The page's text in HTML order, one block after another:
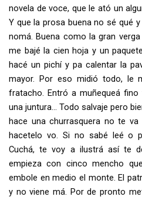
novela de voce, que le ató un
Y que la prosa buena no sé qué
nomá. Buena como la gran
me bajé la cien hoja y un
hacé un pichí y pa calentar la
mayor. Por eso midió todo, le
fratacho. Entró a muñequeá
una juntura... Todo salvaje pero
hace una churrasquera no te va
hacetelo vo. Si no sabé leé o
Cuchá, te voy a ilustrá así te
empieza con cinco mencho
embole en medio el monte. El
y no viene má. Por de pronto